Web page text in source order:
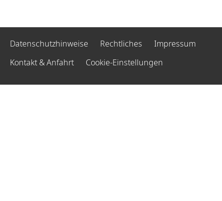
Datenschutzhinweise Rechtliches
Impressum
Kontakt & Anfahrt
Cookie-Einstellungen